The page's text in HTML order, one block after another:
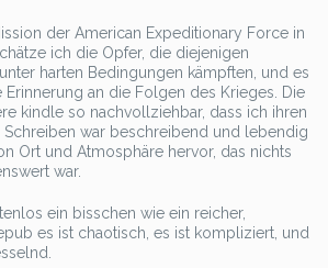
der American Expeditionary Force in
ich die Opfer, die diejenigen
harten Bedingungen kämpften, und es
Erinnerung an die Folgen des Krieges. Die
kindle so nachvollziehbar, dass ich ihren
Schreiben war beschreibend und lebendig
Ort und Atmosphäre hervor, das nichts
war.
ein bisschen wie ein reicher,
es ist chaotisch, es ist kompliziert, und